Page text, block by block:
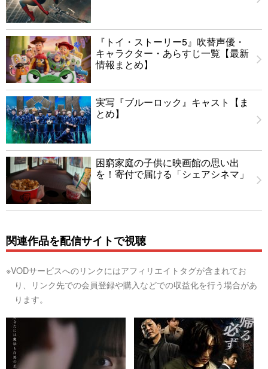
『トイ・ストーリー5』吹替声優・
キャラクター・あらすじ一覧【最新
情報まとめ】
実写『ブルーロック』キャスト【ま
とめ】
困窮家庭の子供に映画館の思い出
を！寄付で届ける「シェアシネマ」
関連作品を配信サイトで視聴
※VODサービスへのリンクにはアフィリエイトタグが含まれてお
り、リンク先での会員登録や購入などでの収益化を行う場合があ
ります。